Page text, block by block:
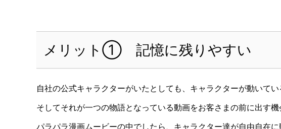
メリット① 記憶に残りやすい
自社の公式キャラクターがいたとしても、キャラクターが動いてい
そしてそれが一つの物語となっている動画をお客さまの前に出す機
パラパラ漫画ムービーの中でしたら、キャラクター達が自由自在